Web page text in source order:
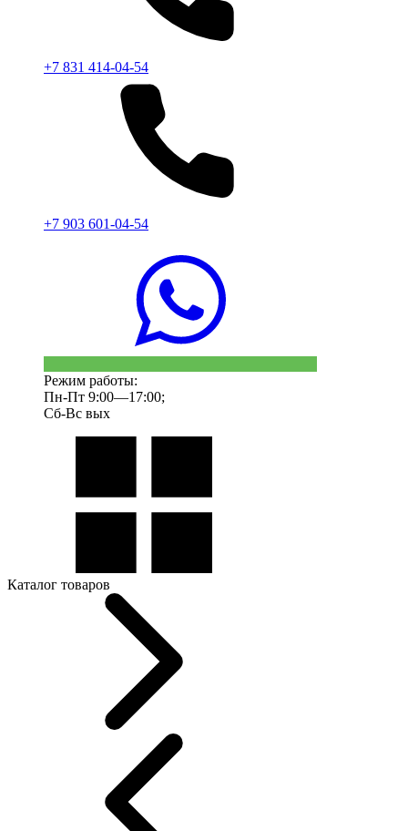
+7 831 414-04-54
+7 903 601-04-54
Режим работы:
Пн-Пт 9:00—17:00;
Сб-Вс вых
Каталог товаров